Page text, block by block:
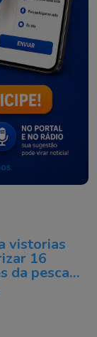
vistorias
16
da pesca